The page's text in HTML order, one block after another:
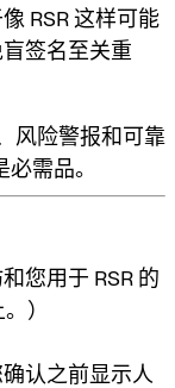
RSR 这样可能
签名至关重
风险警报和可靠
需品。
您用于 RSR 的
）
认之前显示人